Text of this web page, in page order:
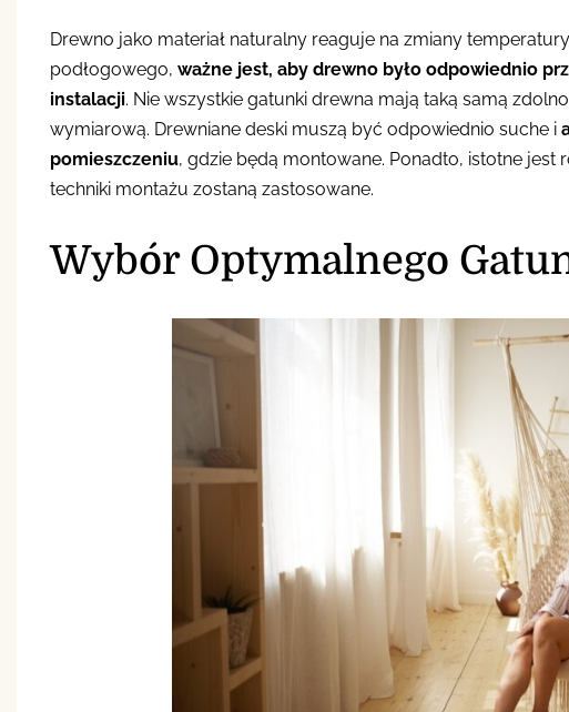
Drewno jako materiał naturalny reaguje na zmiany
podłogowego, ważne jest, aby drewno było odpowiednio
instalacji. Nie wszystkie gatunki drewna mają taką samą
wymiarową. Drewniane deski muszą być odpowiednio suche i
pomieszczeniu, gdzie będą montowane. Ponadto, istotne jest
techniki montażu zostaną zastosowane.
Wybór Optymalnego